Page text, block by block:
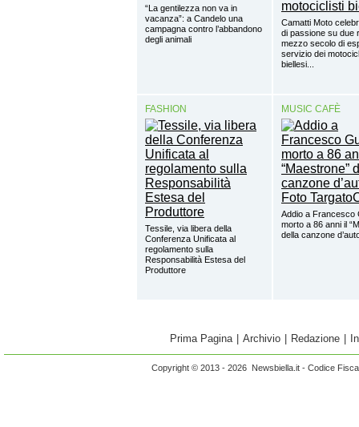
“La gentilezza non va in
vacanza”: a Candelo una
campagna contro l’abbandono
degli animali
Camatti Moto
di passione su due
mezzo secolo di
servizio dei
biellesi...
FASHION
Tessile, via libera della
Conferenza Unificata al
regolamento sulla
Responsabilità Estesa del
Produttore
MUSIC CAFÈ
Addio a Francesco
morto a 86 anni il
della canzone
Prima Pagina Archivio Redazione
Copyright © 2013 - 2026 Newsbiella.it - Codice